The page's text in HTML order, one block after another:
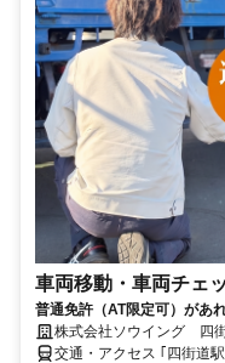
車両移動・車両チェ
普通免許（AT限定可）があ
株式会社ソウイング 四
交通・アクセス ｢四街道